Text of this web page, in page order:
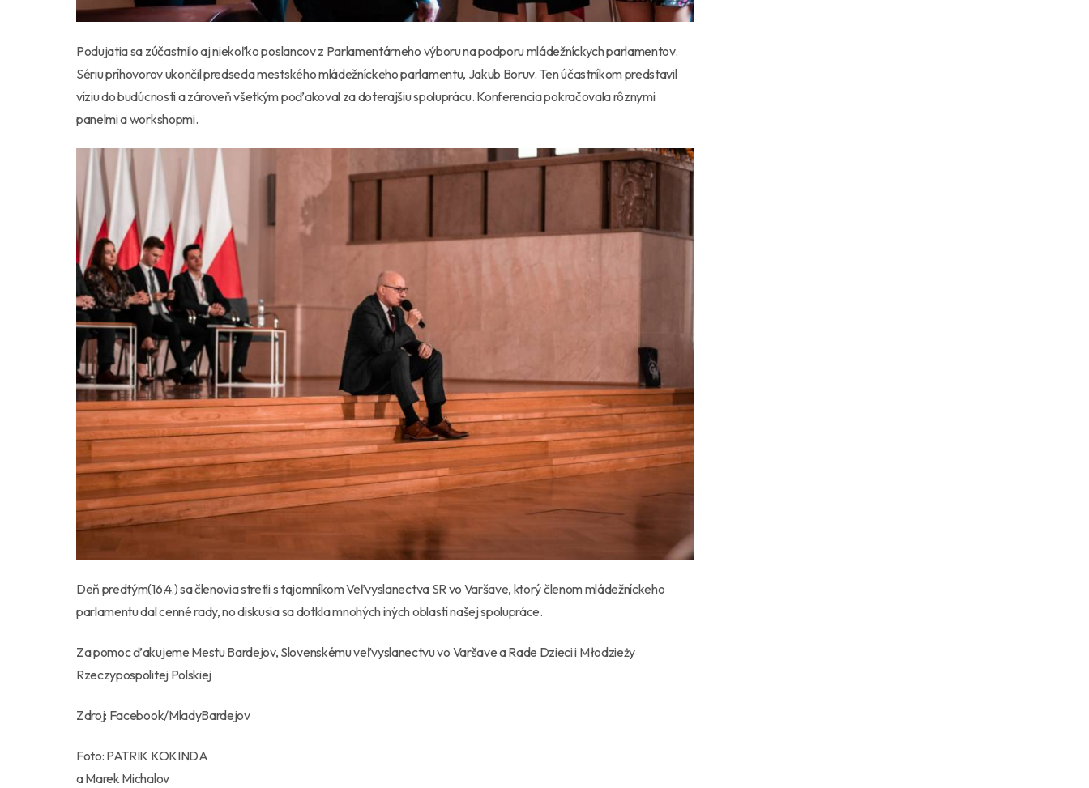
Podujatia sa zúčastnilo aj niekoľko poslancov z Parlamentárneho výboru na podporu mládežníckych parlamentov.
Sériu príhovorov ukončil predseda mestského mládežníckeho parlamentu, Jakub Boruv. Ten účastníkom predstavil
víziu do budúcnosti a zároveň všetkým poďakoval za doterajšiu spoluprácu. Konferencia pokračovala rôznymi
panelmi a workshopmi.
Deň predtým(16.4.) sa členovia stretli s tajomníkom Veľvyslanectva SR vo Varšave, ktorý členom mládežníckeho
parlamentu dal cenné rady, no diskusia sa dotkla mnohých iných oblastí našej spolupráce.
Za pomoc ďakujeme Mestu Bardejov, Slovenskému veľvyslanectvu vo Varšave a Rade Dzieci i Młodzieży
Rzeczypospolitej Polskiej
Zdroj: Facebook/MladyBardejov
Foto: PATRIK KOKINDA
a Marek Michalov